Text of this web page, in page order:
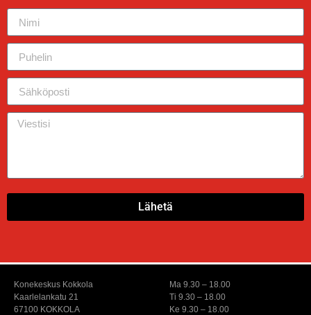
Lähetä
Konekeskus Kokkola
Kaarlelankatu 21
67100 KOKKOLA
Ma 9.30 – 18.00
Ti 9.30 – 18.00
Ke 9.30 – 18.00